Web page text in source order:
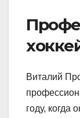
Виталий
году, когда